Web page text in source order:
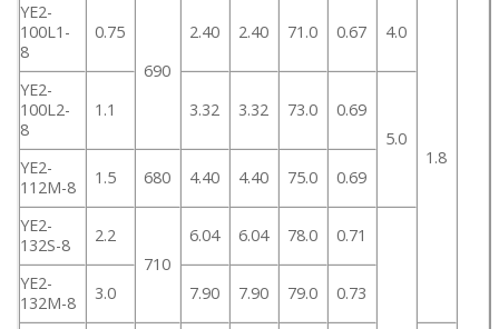
YE2-
100L1-
8
0.75
690
2.40 2.40 71.0 0.67 4.0
1.8
YE2-
100L2-
8
1.1 3.32 3.32 73.0
0.69
5.0
YE2-
112M-8
1.5 680 4.40 4.40 75.0 0.69
YE2-
132S-8
2.2
710
6.04 6.04 78.0 0.71
YE2-
132M-8
3.0 7.90 7.90 79.0 0.73